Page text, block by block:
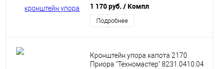
Гранта FL "Техномастер"
8231.0710.04
1 170 руб. / Компл
Подробнее
Кронштейн упора капота 2170
Приора "Техномастер" 8231.0410.04